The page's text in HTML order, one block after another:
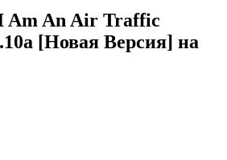
Am An Air Traffic
[Новая Версия] на